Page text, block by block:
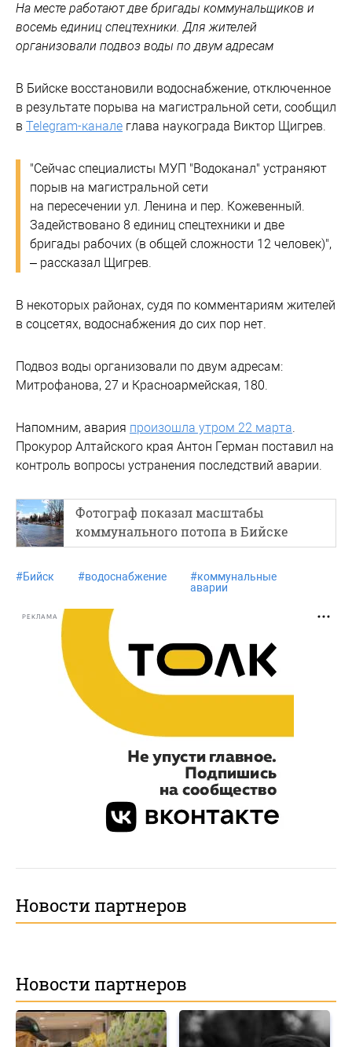
На месте работают две бригады коммунальщиков и
восемь единиц спецтехники. Для жителей
организовали подвоз воды по двум адресам
В Бийске восстановили водоснабжение, отключенное
в результате порыва на магистральной сети, сообщил
в Telegram-канале глава наукограда Виктор Щигрев.
"Сейчас специалисты МУП "Водоканал" устраняют
порыв на магистральной сети
на пересечении ул. Ленина и пер. Кожевенный.
Задействовано 8 единиц спецтехники и две
бригады рабочих (в общей сложности 12 человек)",
– рассказал Щигрев.
В некоторых районах, судя по комментариям жителей
в соцсетях, водоснабжения до сих пор нет.
Подвоз воды организовали по двум адресам:
Митрофанова, 27 и Красноармейская, 180.
Напомним, авария произошла утром 22 марта.
Прокурор Алтайского края Антон Герман поставил на
контроль вопросы устранения последствий аварии.
Фотограф показал масштабы
коммунального потопа в Бийске
#Бийск #водоснабжение #коммунальные
аварии
РЕКЛАМА
Новости партнеров
Новости партнеров